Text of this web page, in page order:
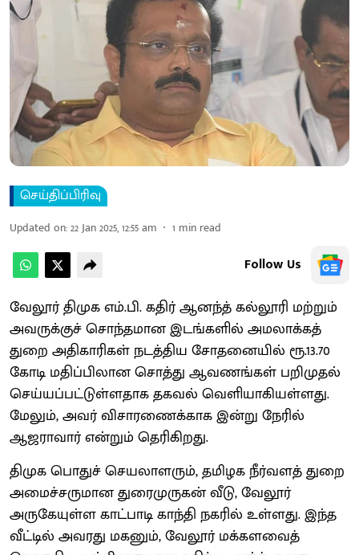
செய்திப்பிரிவு
Updated on:22 Jan 2025, 12:55 am 1 min read
Follow Us
வேலூர் திமுக எம்.பி. கதிர் ஆனந்த் கல்லூரி மற்றும்
அவருக்குச் சொந்தமான இடங்களில் அமலாக்கத்
துறை அதிகாரிகள் நடத்திய சோதனையில் ரூ.13.70
கோடி மதிப்பிலான சொத்து ஆவணங்கள் பறிமுதல்
செய்யப்பட்டுள்ளதாக தகவல் வெளியாகியள்ளது.
மேலும், அவர் விசாரணைக்காக இன்று நேரில்
ஆஜராவார் என்றும் தெரிகிறது.
திமுக பொதுச் செயலாளரும், தமிழக நீர்வளத் துறை
அமைச்சருமான துரைமுருகன் வீடு, வேலூர்
அருகேயுள்ள காட்பாடி காந்தி நகரில் உள்ளது. இந்த
வீட்டில் அவரது மகனும், வேலூர் மக்களவைத்